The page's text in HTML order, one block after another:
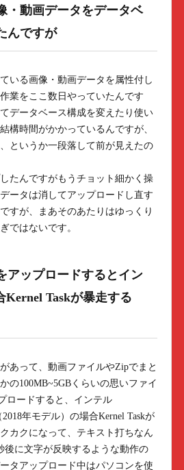
・動画データをデータベ
んですが
いる画像・動画データを属性付し
業をここ数日やっていたんです
データベース構成を変えたり使い
構時間がかかっているんですが、
というか一段落して前が見えたの
たんですがもうチョット細かく操
ータは消してアップロードし直す
すが、まあそのあたりはゆっくり
ではないです。
アップロードするとイン
Kernel Taskが暴走する
あって、動画ファイルやZipでまと
の100MB~5GBくらいの思いファイ
ロードすると、インテル
年モデル）の場合Kernel Taskが
カクになって、テキスト打ちなん
後に文字が反映するような動作の
タアップロード中はパソコンを使